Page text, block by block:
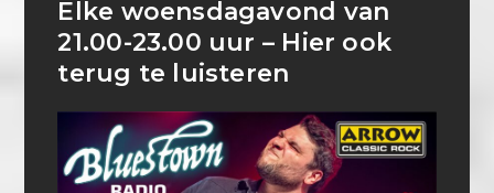
Elke woensdagavond van
21.00-23.00 uur – Hier ook
terug te luisteren